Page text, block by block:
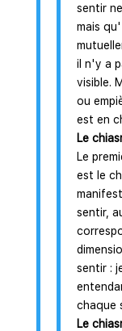
sentir
mais
il n'y a
visible.
ou
est en
Le
Le
est le
sentir,
sentir :
chaque
Le